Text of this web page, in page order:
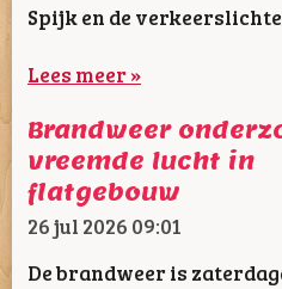
Spijk en de
Lees meer »
Brandweer
vreemde lucht in
flatgebouw
26 jul 2026 09:01
De brandweer is